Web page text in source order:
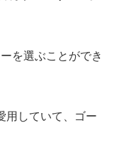
を選ぶことができ
用していて、ゴー